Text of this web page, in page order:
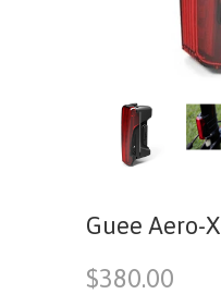
Guee Aero-X
$380.00